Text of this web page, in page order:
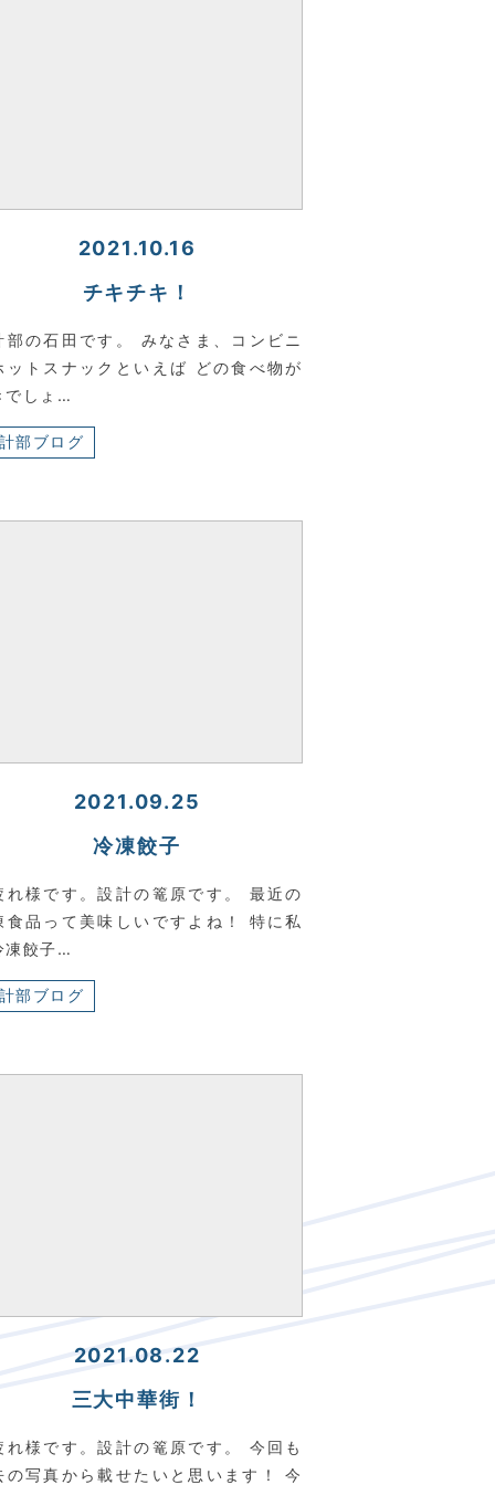
2021.10.16
チキチキ！
部の石田です。 みなさま、コンビニ
ットスナックといえば どの食べ物が
でしょ…
部ブログ
2021.09.25
冷凍餃子
れ様です。設計の篭原です。 最近の
食品って美味しいですよね！ 特に私
凍餃子…
部ブログ
2021.08.22
三大中華街！
れ様です。設計の篭原です。 今回も
の写真から載せたいと思います！ 今